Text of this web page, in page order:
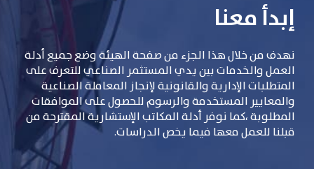
إبدأ معنا
نهدف من خلال هذا الجزء من صفحة الهيئة وضع جميع أدلة
العمل والخدمات بين يدي المستثمر الصناعي للتعرف على
المتطلبات الإدارية والقانونية لإنجاز المعاملة الصناعية
والمعايير المستخدمة والرسوم للحصول على الموافقات
المطلوبة ،كما نوفر أدلة المكاتب الإستشارية المقترحة من
قبلنا للعمل معها فيما يخص الدراسات.